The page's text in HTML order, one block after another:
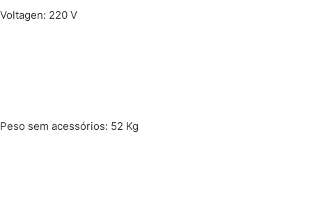
Voltagen: 220 V
Peso sem acessórios: 52 Kg